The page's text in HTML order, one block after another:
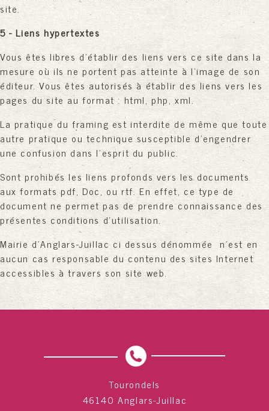
site.
5 - Liens hypertextes
Vous êtes libres d'établir des liens vers ce site dans la
mesure où ils ne portent pas atteinte à l'image de son
éditeur. Vous êtes autorisés à établir des liens vers les
pages du site au format : html, php, xml.
La pratique du framing est interdite de même que toute
autre pratique ou technique susceptible d'engendrer
une confusion dans l'esprit du public.
Sont prohibés les liens profonds vers les documents
aux formats pdf, Doc, ou rtf. En effet, ce type de
document ne permet pas de prendre connaissance des
présentes conditions d'utilisation.
Mairie d'Anglars-Juillac ci dessus dénommée n'est en
aucun cas responsable du contenu des sites Internet
accessibles à travers son site web.
Tourondels
46140 Anglars-Juillac